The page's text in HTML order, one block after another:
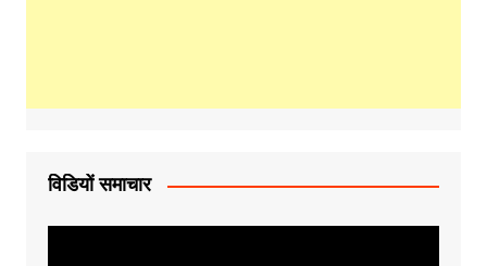
विडियों समाचार